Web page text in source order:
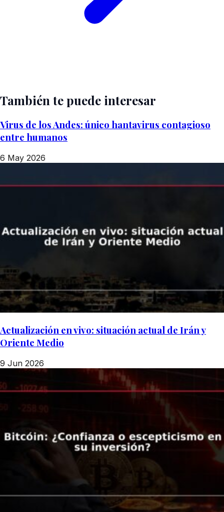
También te puede interesar
Virus de los Andes: único hantavirus contagioso
entre humanos
6 May 2026
Actualización en vivo: situación actual de Irán y
Oriente Medio
9 Jun 2026